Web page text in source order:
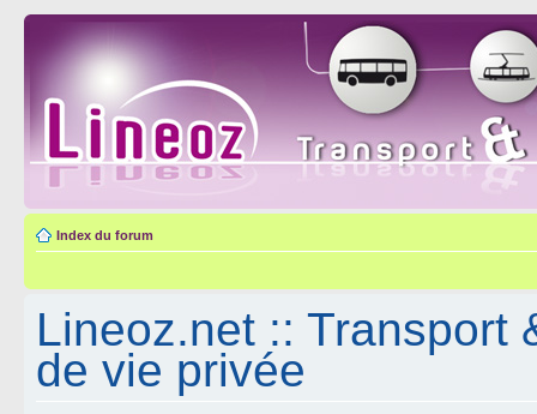
Index du forum
Lineoz.net :: Transport
de vie privée